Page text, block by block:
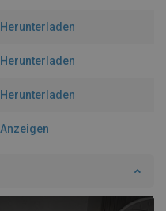
Herunterladen
Herunterladen
Herunterladen
Anzeigen